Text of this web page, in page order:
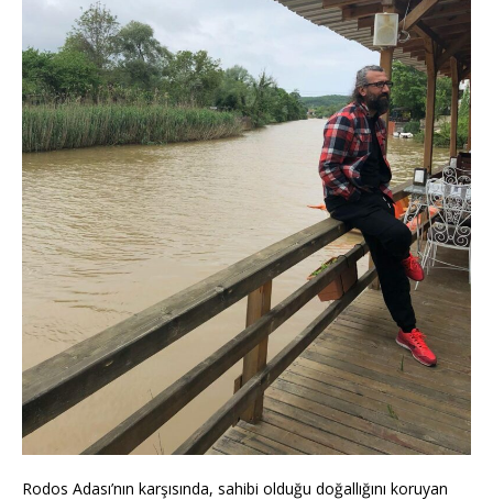
Rodos Adası’nın karşısında, sahibi olduğu doğallığını koruyan